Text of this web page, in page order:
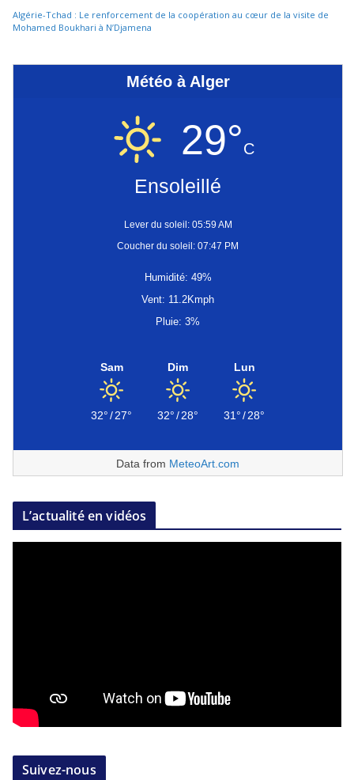
Algérie-Tchad : Le renforcement de la coopération au cœur de la visite de
Mohamed Boukhari à N’Djamena
Météo à Alger
29°C
Ensoleillé
Lever du soleil: 05:59 AM
Coucher du soleil: 07:47 PM
Humidité: 49%
Vent: 11.2Kmph
Pluie: 3%
Sam
32°/27°
Dim
32°/28°
Lun
31°/28°
Data from MeteoArt.com
L’actualité en vidéos
Suivez-nous